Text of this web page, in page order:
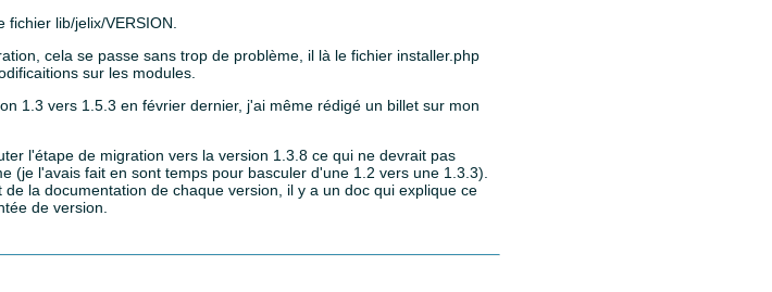
fichier lib/jelix/VERSION.
cela se passe sans trop de problème, il là le fichier installer.php
sur les modules.
1.3 vers 1.5.3 en février dernier, j'ai même rédigé un billet sur mon
l'étape de migration vers la version 1.3.8 ce qui ne devrait pas
(je l'avais fait en sont temps pour basculer d'une 1.2 vers une 1.3.3).
la documentation de chaque version, il y a un doc qui explique ce
de version.